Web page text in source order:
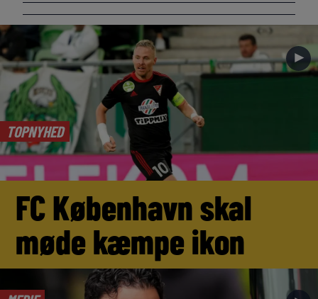
TOPNYHED
►
FC København skal
møde kæmpe ikon